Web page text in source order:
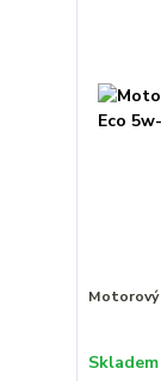
Motorový
Skladem